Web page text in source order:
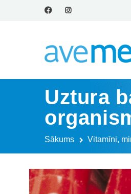
Uztura
Sākums Vitamīni,